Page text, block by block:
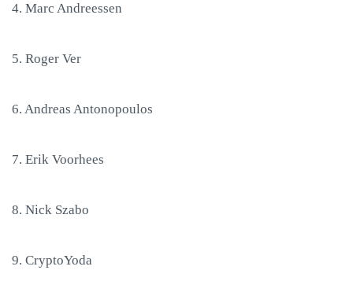
4. Marc Andreessen
5. Roger Ver
6. Andreas Antonopoulos
7. Erik Voorhees
8. Nick Szabo
9. CryptoYoda